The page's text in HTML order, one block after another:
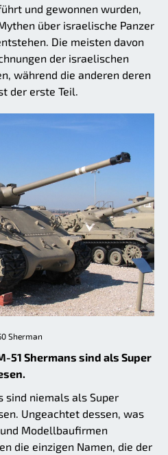
und gewonnen wurden,
über israelische Panzer
Die meisten davon
der israelischen
während die anderen deren
der erste Teil.
Sherman
51 Shermans sind als Super
sind niemals als Super
Ungeachtet dessen, was
Modellbaufirmen
die einzigen Namen, die der